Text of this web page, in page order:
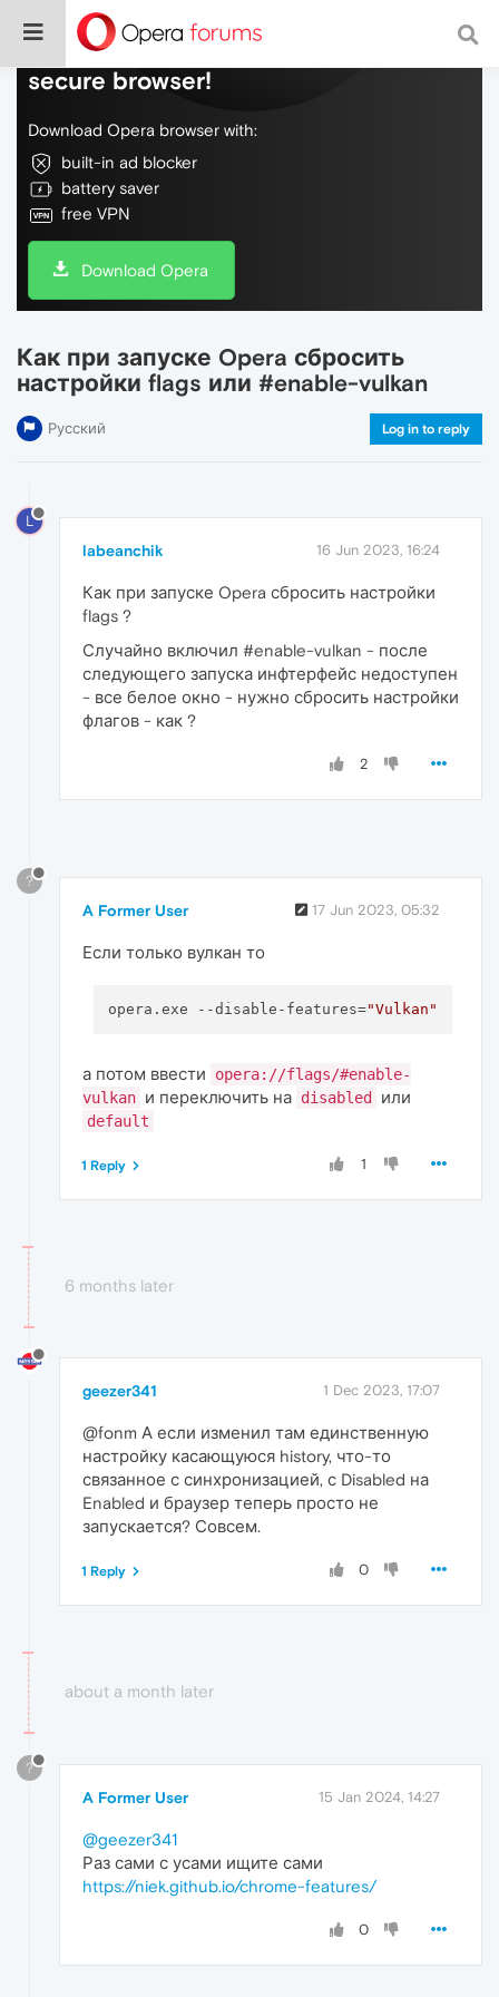
Do more on the web, with a fast and
secure browser!
Download Opera browser with:
built-in ad blocker
battery saver
free VPN
Download Opera
Как при запуске Opera сбросить
настройки flags или #enable-vulkan
Русский Log in to reply
L
labeanchik 16 Jun 2023, 16:24
Как при запуске Opera сбросить настройки
flags ?
Случайно включил #enable-vulkan - после
следующего запуска инфтерфейс недоступен
- все белое окно - нужно сбросить настройки
флагов - как ?
2
?
A Former User 17 Jun 2023, 05:32
Если только вулкан то
opera.exe --disable-features="Vulkan"
а потом ввести
opera://flags/#enable-
vulkan и переключить на disabled или
default
1
1 Reply
6 months later
geezer341 1 Dec 2023, 17:07
@fonm А если изменил там единственную
настройку касающуюся history, что-то
связанное с синхронизацией, с Disabled на
Enabled и браузер теперь просто не
запускается? Совсем.
0
1 Reply
about a month later
?
A Former User 15 Jan 2024, 14:27
@geezer341
Раз сами с усами ищите сами
https://niek.github.io/chrome-features/
0